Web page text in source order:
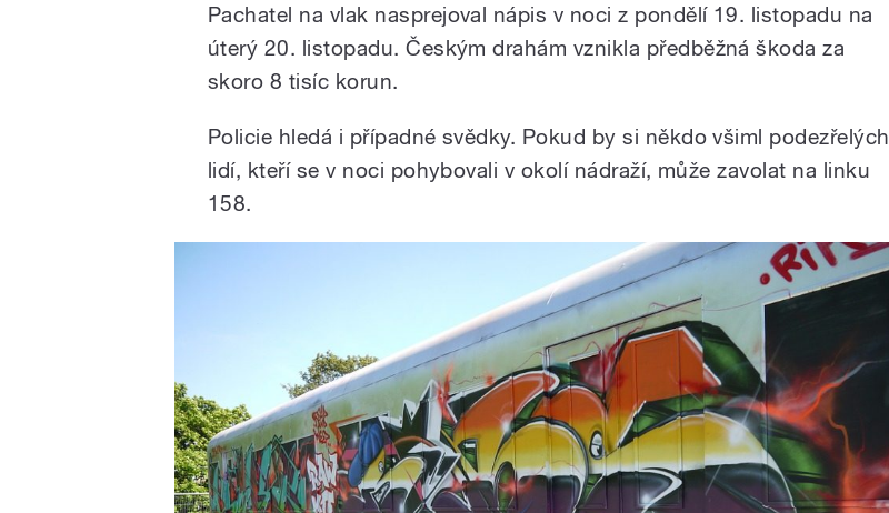
Pachatel na vlak nasprejoval nápis v noci z pondělí 19. listopadu na
úterý 20. listopadu. Českým drahám vznikla předběžná škoda za
skoro 8 tisíc korun.
Policie hledá i případné svědky. Pokud by si někdo všiml podezřelých
lidí, kteří se v noci pohybovali v okolí nádraží, může zavolat na linku
158.